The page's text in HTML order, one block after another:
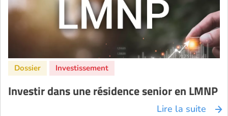
Investir dans une résidence senior en LMNP
Lire la suite